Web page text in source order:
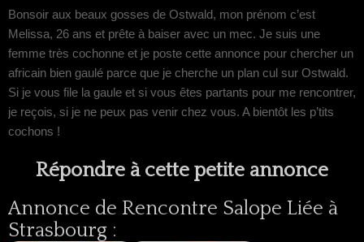
Bonsoir aux beaux gosses de Ostwald, mon prénom c’est
Melissa, 26 ans et prête à baiser avec un mec. Je suis une
femme très cochonne et je poste cette annonce pour chercher un
africain bien gaulé parce que je cherche un plan cul sur Ostwald.
Si je vous file la gaule et si vous êtes partants pour me rencontrer,
je reçois, si je ne peux pas venir chez vous. A bientôt les p’tits
cochons !
Répondre à cette petite annonce
Annonce de Rencontre Salope Liée à
Strasbourg :